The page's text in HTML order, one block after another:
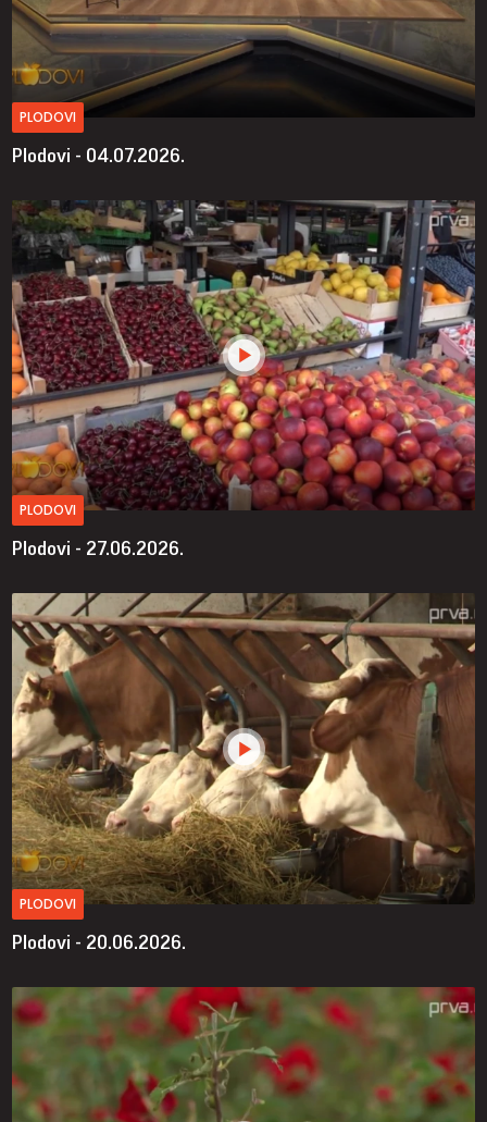
PLODOVI
Plodovi - 04.07.2026.
PLODOVI
Plodovi - 27.06.2026.
PLODOVI
Plodovi - 20.06.2026.